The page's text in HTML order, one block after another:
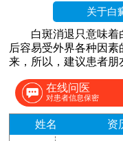
关于白
白斑消退只意味
后容易受外界各种因
来，所以，建议患者朋
在线问医
对患者信息保密
姓名 资